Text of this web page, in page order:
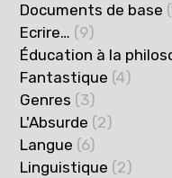
Documents de base
Ecrire… (9)
Éducation à la
Fantastique (4)
Genres (3)
L'Absurde (2)
Langue (6)
Linguistique (2)